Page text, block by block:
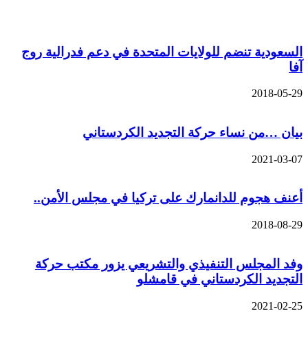
السعودية تنضم للولايات المتحدة في دعم فدرالية روج
آفا
2018-05-29
بيان …من نساء حركة التجديد الكردستاني
2021-03-07
أعنف هجوم للدانمارك على تركيا في مجلس الأمن..
2018-08-29
وفد المجلس التنفيذي والتشريعي يزور مكتب حركة
التجديد الكردستاني في قامشلو
2021-02-25